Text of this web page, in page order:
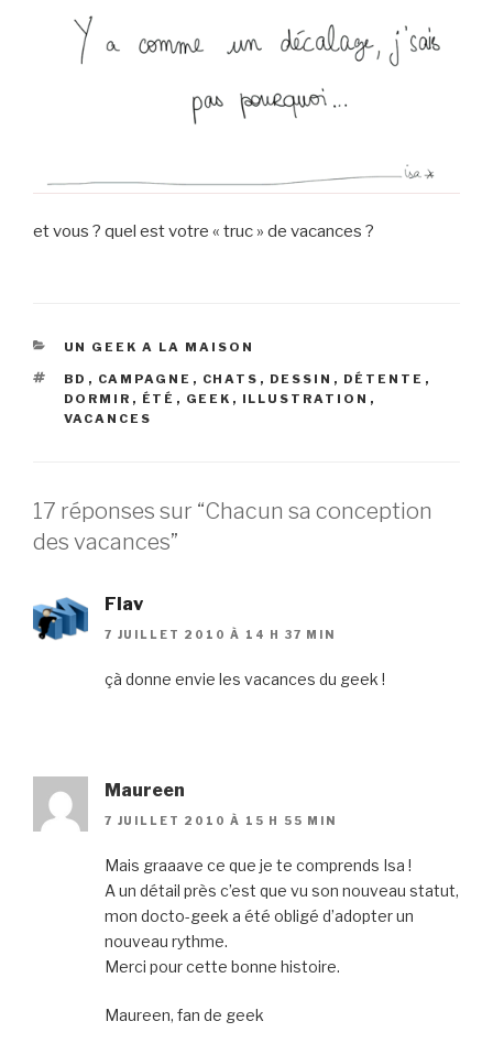
et vous ? quel est votre « truc » de vacances ?
CATÉGORIES
UN GEEK A LA MAISON
ÉTIQUETTES
BD , CAMPAGNE , CHATS , DESSIN , DÉTENTE ,
DORMIR , ÉTÉ , GEEK , ILLUSTRATION ,
VACANCES
17 réponses sur “Chacun sa conception
des vacances”
Flav
7 JUILLET 2010 À 14 H 37 MIN
çà donne envie les vacances du geek !
Maureen
7 JUILLET 2010 À 15 H 55 MIN
Mais graaave ce que je te comprends Isa !
A un détail près c’est que vu son nouveau statut,
mon docto-geek a été obligé d’adopter un
nouveau rythme.
Merci pour cette bonne histoire.
Maureen, fan de geek